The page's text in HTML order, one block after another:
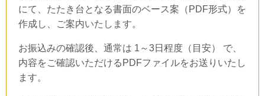
にて、たたき台となる書面のベース案（PDF形式）を
作成し、ご案内いたします。
お振込みの確認後、通常は 1～3日程度（目安） で、
内容をご確認いただけるPDFファイルをお送りいたし
ます。